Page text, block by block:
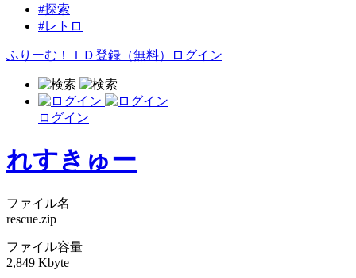
#探索
#レトロ
ふりーむ！ＩＤ登録（無料） ログイン
ログイン
れすきゅー
ファイル名
rescue.zip
ファイル容量
2,849 Kbyte